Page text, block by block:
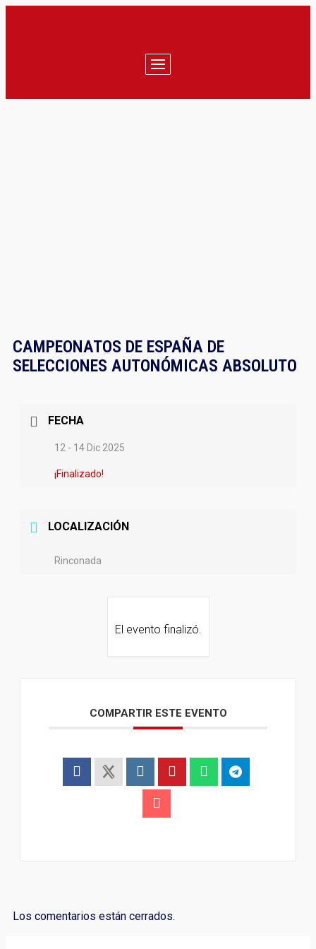
CAMPEONATOS DE ESPAÑA DE
SELECCIONES AUTONÓMICAS ABSOLUTO
FECHA
12 - 14 Dic 2025
¡Finalizado!
LOCALIZACIÓN
Rinconada
El evento finalizó.
COMPARTIR ESTE EVENTO
Los comentarios están cerrados.